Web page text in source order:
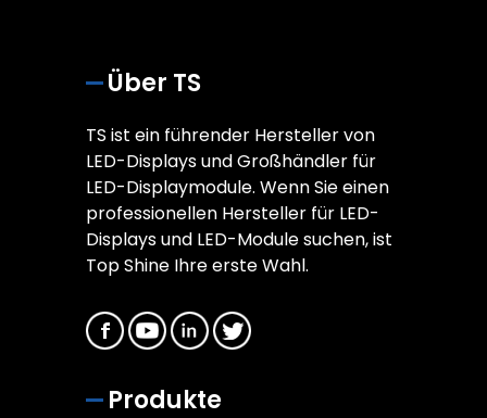
Über TS
TS ist ein führender Hersteller von
LED-Displays und Großhändler für
LED-Displaymodule. Wenn Sie einen
professionellen Hersteller für LED-
Displays und LED-Module suchen, ist
Top Shine Ihre erste Wahl.
Produkte